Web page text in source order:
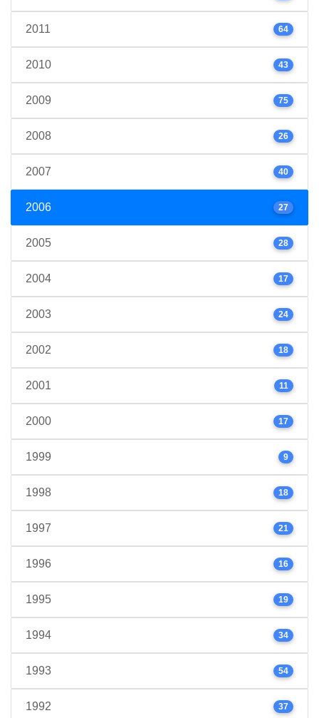
2011 64
2010 43
2009 75
2008 26
2007 40
2006 27
2005 28
2004 17
2003 24
2002 18
2001 11
2000 17
1999 9
1998 18
1997 21
1996 16
1995 19
1994 34
1993 54
1992 37